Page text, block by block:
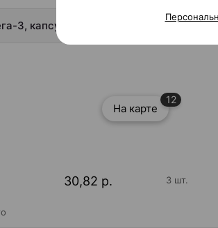
3, капсулы ×30, Ультра Энерджи
На карте
12
30,82 р. 3 шт.